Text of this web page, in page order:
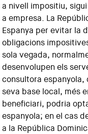
a nivell impositiu,
a empresa. La
Espanya per evitar la
obligacions
sola vegada,
desenvolupen els
consultora espanyola,
seva base local, més
beneficiari, podria
espanyola; en el cas
a la República